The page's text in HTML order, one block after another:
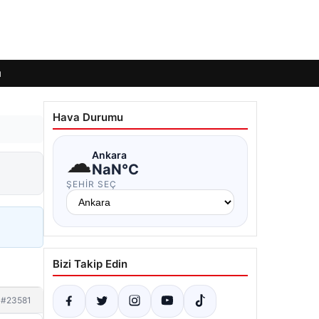
#23581
Hava Durumu
☁Ankara
NaN°C
ŞEHIR SEÇ
Bizi Takip Edin